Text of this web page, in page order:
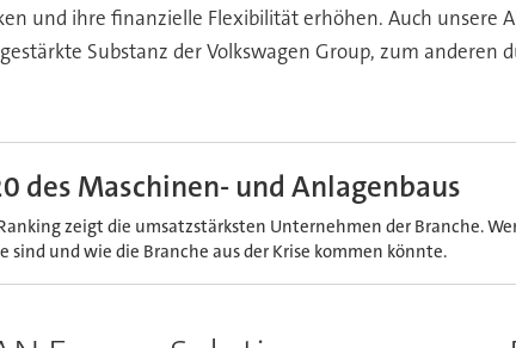
und ihre finanzielle Flexibilität erhöhen. Auch unsere
Substanz der Volkswagen Group, zum
des Maschinen- und Anlagenbaus
zeigt die umsatzstärksten Unternehmen der Branche.
sind und wie die Branche aus der Krise kommen könnte.